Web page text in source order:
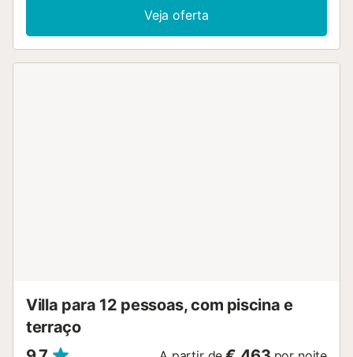
abobadada que leva ao segundo piso. No rés-do-chão
existem também dois quartos, ambos com casa de banho
privativa. O primeiro andar está inteiramente reservado
Veja oferta
Villa para 12 pessoas, com piscina e
terraço